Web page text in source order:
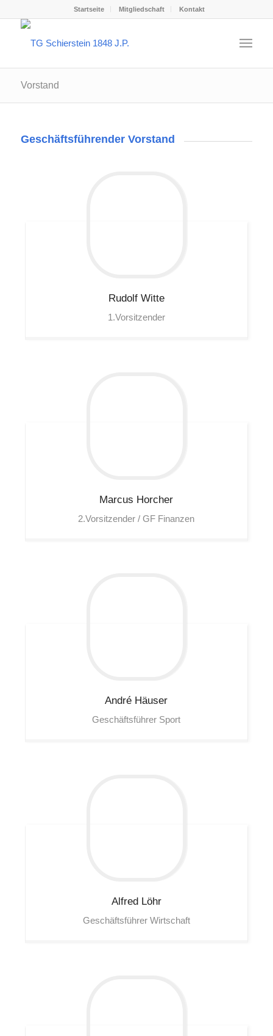
Startseite Mitgliedschaft Kontakt
Vorstand
Geschäftsführender Vorstand
Rudolf Witte
1.Vorsitzender
Marcus Horcher
2.Vorsitzender / GF Finanzen
André Häuser
Geschäftsführer Sport
Alfred Löhr
Geschäftsführer Wirtschaft